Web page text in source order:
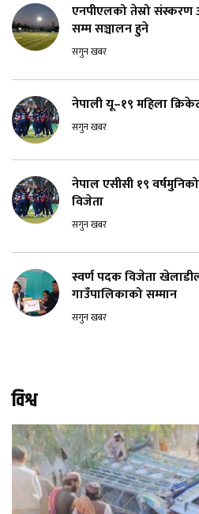
एनपीएलको तेस्रो संस्करण
सम्म सञ्चालन हुने
सगुन खबर
नेपाली यू–१९ महिला
सगुन खबर
नेपाल एसीसी १९
विजेता
सगुन खबर
स्वर्ण पदक विजेता
गाउँपालिकाको सम्मान
सगुन खबर
विश्व